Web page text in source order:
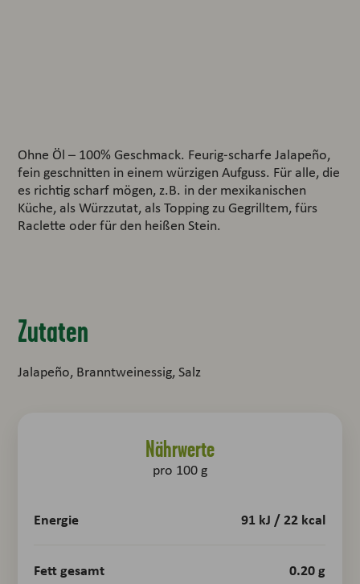
Ohne Öl – 100% Geschmack. Feurig-scharfe Jalapeño,
fein geschnitten in einem würzigen Aufguss. Für alle, die
es richtig scharf mögen, z.B. in der mexikanischen
Küche, als Würzzutat, als Topping zu Gegrilltem, fürs
Raclette oder für den heißen Stein.
Zutaten
Jalapeño, Branntweinessig, Salz
Nährwerte
pro 100 g
Energie 91 kJ / 22 kcal
Fett gesamt 0.20 g